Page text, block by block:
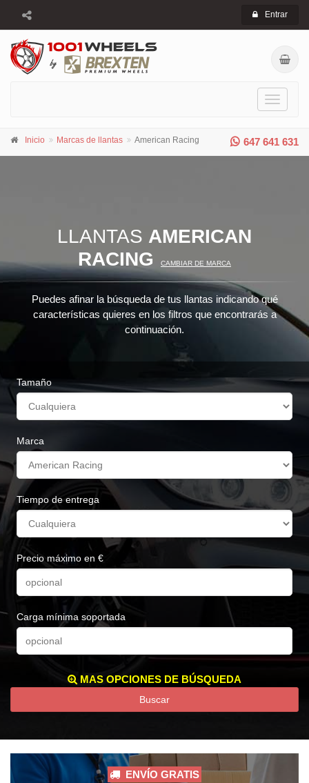
Entrar
Toggle
647 641 631
Inicio Marcas de llantas American Racing
LLANTAS AMERICAN
RACING
CAMBIAR DE MARCA
Puedes afinar la búsqueda de tus llantas indicando qué
características quieres en los filtros que encontrarás a
continuación.
Tamaño
Marca
Tiempo de entrega
Precio máximo en €
Carga mínima soportada
MAS OPCIONES DE BÚSQUEDA
Buscar
ENVÍO GRATIS